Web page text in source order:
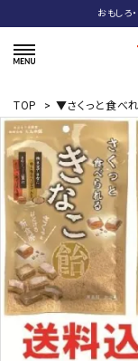
おもしろ
TOP > ▼さくっと食べ